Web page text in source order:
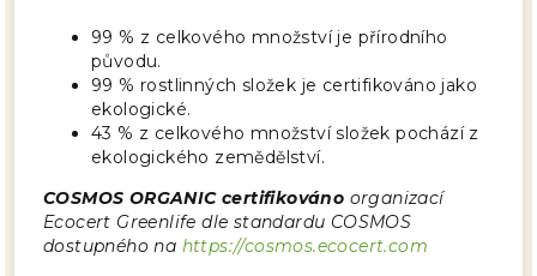
99 % z celkového množství je přírodního
původu.
99 % rostlinných složek je certifikováno jako
ekologické.
43 % z celkového množství složek pochází z
ekologického zemědělství.
COSMOS ORGANIC certifikováno organizací
Ecocert Greenlife dle standardu COSMOS
dostupného na https://cosmos.ecocert.com